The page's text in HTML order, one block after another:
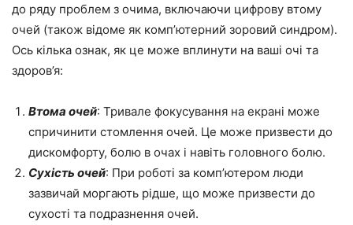
до ряду проблем з очима, включаючи цифрову втому
очей (також відоме як комп’ютерний зоровий синдром).
Ось кілька ознак, як це може вплинути на ваші очі та
здоров’я:
Втома очей: Тривале фокусування на екрані може
спричинити стомлення очей. Це може призвести до
дискомфорту, болю в очах і навіть головного болю.
Сухість очей: При роботі за комп’ютером люди
зазвичай моргають рідше, що може призвести до
сухості та подразнення очей.